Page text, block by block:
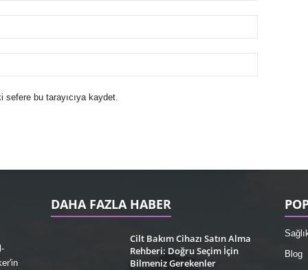
bu tarayıcıya kaydet.
DAHA FAZLA HABER
Cilt Bakım Cihazı Satın Alma
Rehberi: Doğru Seçim İçin
Bilmeniz Gerekenler
Blog